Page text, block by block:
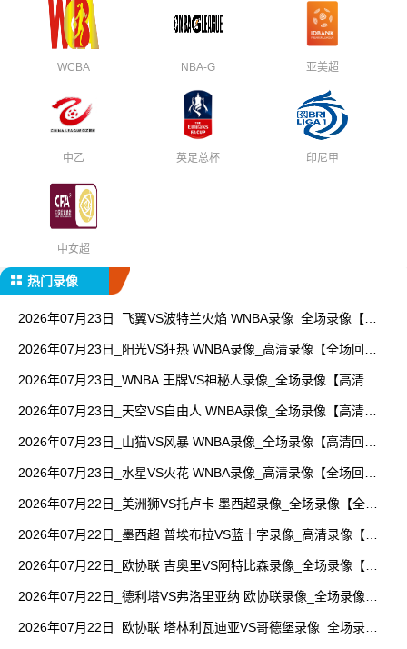
WCBA NBA-G 亚美超
中乙 英足总杯 印尼甲
中女超
热门录像
2026年07月23日_飞翼VS波特兰火焰 WNBA录像_全场录像【视
2026年07月23日_阳光VS狂热 WNBA录像_高清录像【全场回
2026年07月23日_WNBA 王牌VS神秘人录像_全场录像【高清回
2026年07月23日_天空VS自由人 WNBA录像_全场录像【高清回
2026年07月23日_山猫VS风暴 WNBA录像_全场录像【高清回
2026年07月23日_水星VS火花 WNBA录像_高清录像【全场回
2026年07月22日_美洲狮VS托卢卡 墨西超录像_全场录像【全场
2026年07月22日_墨西超 普埃布拉VS蓝十字录像_高清录像【全
2026年07月22日_欧协联 吉奥里VS阿特比森录像_全场录像【全
2026年07月22日_德利塔VS弗洛里亚纳 欧协联录像_全场录像
2026年07月22日_欧协联 塔林利瓦迪亚VS哥德堡录像_全场录像